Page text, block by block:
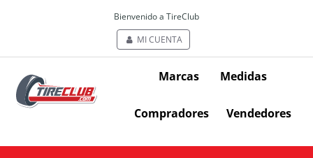
Bienvenido a TireClub
MI CUENTA
Marcas Medidas
Compradores Vendedores